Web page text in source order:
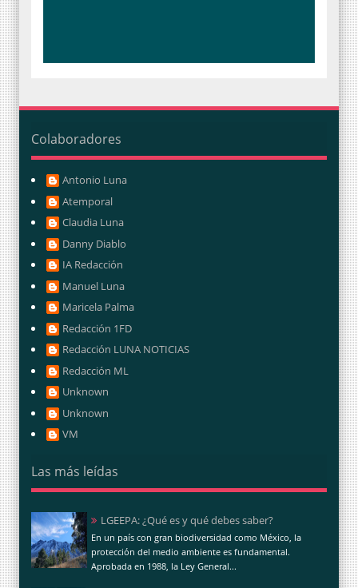
Colaboradores
Antonio Luna
Atemporal
Claudia Luna
Danny Diablo
IA Redacción
Manuel Luna
Maricela Palma
Redacción 1FD
Redacción LUNA NOTICIAS
Redacción ML
Unknown
Unknown
VM
Las más leídas
LGEEPA: ¿Qué es y qué debes saber?
En un país con gran biodiversidad como México, la
protección del medio ambiente es fundamental.
Aprobada en 1988, la Ley General...